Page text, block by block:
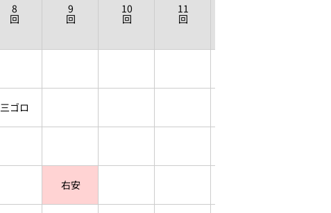
8
回
9
回
10
回
11
回
三ゴロ
右安